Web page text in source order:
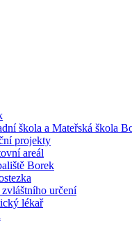
škola a Mateřská škola
projekty
areál
Borek
určení
lékař